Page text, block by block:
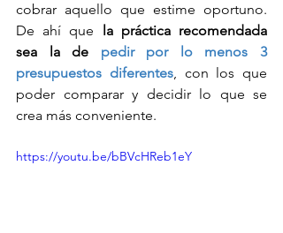
cobrar aquello que estime oportuno.
De ahí que
la práctica recomendada
sea la de pedir por lo menos 3
presupuestos diferentes, con los que
poder comparar y decidir lo que se
crea más conveniente.
https://youtu.be/bBVcHReb1eY